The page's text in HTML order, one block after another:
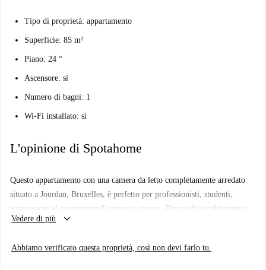
Tipo di proprietà: appartamento
Superficie: 85 m²
Piano: 24 °
Ascensore: sì
Numero di bagni: 1
Wi-Fi installato: sì
L'opinione di Spotahome
Questo appartamento con una camera da letto completamente arredato
situato a Jourdan, Bruxelles, è perfetto per professionisti, studenti,
partecipanti al programma Erasmus o coppie. Dotato di riscaldamento
centralizzato, cucina completamente attrezzata, lavatrice e asciugatrice
moderni necessari. La biancheria da letto è inclusa nell'affitto. Sebbene
Vedere di più keyboard_arrow_down
Abbiamo verificato questa proprietà, così non devi farlo tu.